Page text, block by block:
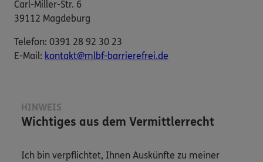
Carl-Miller-Str. 6
39112 Magdeburg
Telefon: 0391 28 92 30 23
E-​Mail: kontakt@mlbf-barrierefrei.de
HINWEIS
Wichtiges aus dem Vermittlerrecht
Ich bin verpflichtet, Ihnen Auskünfte zu meiner